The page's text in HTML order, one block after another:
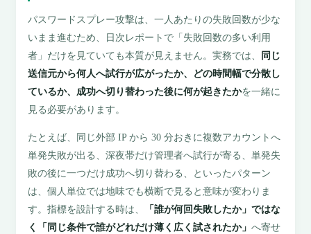
パスワードスプレー攻撃は、一人あたりの失敗回数が少な
いまま進むため、日次レポートで「失敗回数の多い利用
者」だけを見ていても本質が見えません。実務では、
同じ
送信元から何人へ試行が広がったか、どの時間幅で分散し
ているか、成功へ切り替わった後に何が起きたかを一緒に
見る必要があります。
たとえば、同じ外部 IP から 30 分おきに複数アカウントへ
単発失敗が出る、深夜帯だけ管理者へ試行が寄る、単発失
敗の後に一つだけ成功へ切り替わる、といったパターン
は、個人単位では地味でも横断で見ると意味が変わりま
す。指標を設計する時は、
「誰が何回失敗したか」ではな
く「同じ条件で誰がどれだけ薄く広く試されたか」へ寄せ